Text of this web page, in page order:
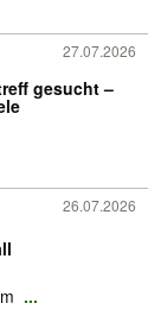
27.07.2026
gesucht –
26.07.2026
...